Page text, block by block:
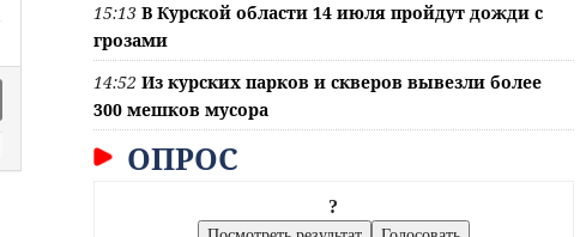
15:13 В Курской области 14 июля пройдут дожди с
грозами
14:52 Из курских парков и скверов вывезли более
300 мешков мусора
ОПРОС
?